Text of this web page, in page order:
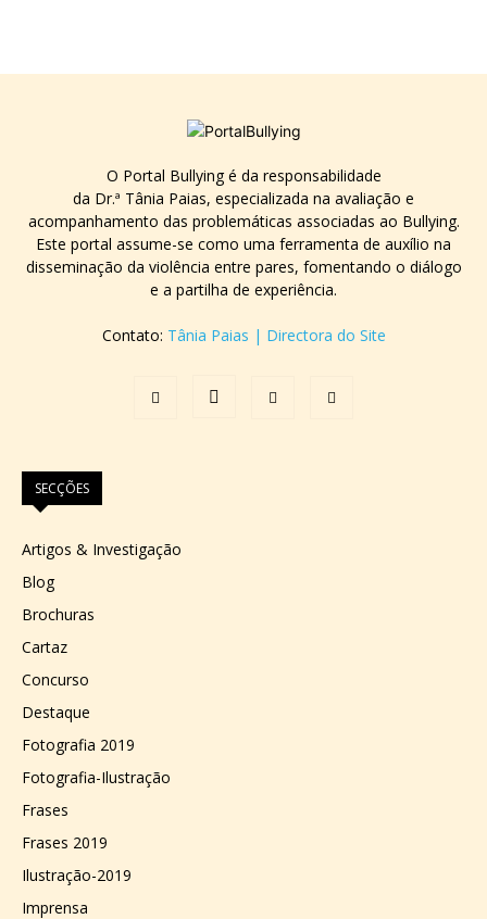
O Portal Bullying é da responsabilidade
da Dr.ª Tânia Paias, especializada na avaliação e
acompanhamento das problemáticas associadas ao Bullying.
Este portal assume-se como uma ferramenta de auxílio na
disseminação da violência entre pares, fomentando o diálogo
e a partilha de experiência.
Contato: Tânia Paias | Directora do Site
SECÇÕES
Artigos & Investigação
Blog
Brochuras
Cartaz
Concurso
Destaque
Fotografia 2019
Fotografia-Ilustração
Frases
Frases 2019
Ilustração-2019
Imprensa